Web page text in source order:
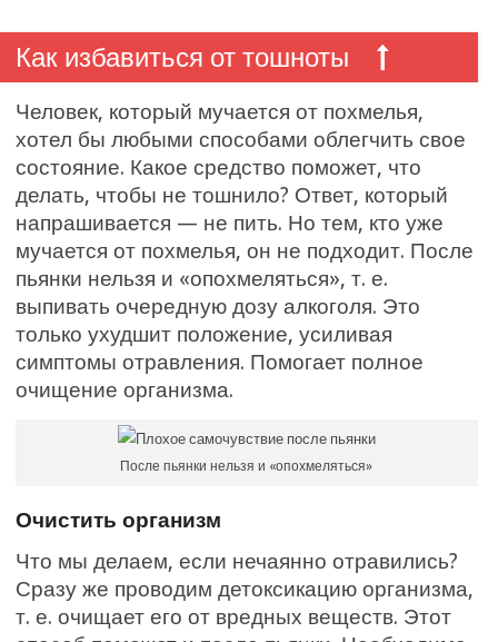
Как избавиться от тошноты
Человек, который мучается от похмелья,
хотел бы любыми способами облегчить свое
состояние. Какое средство поможет, что
делать, чтобы не тошнило? Ответ, который
напрашивается — не пить. Но тем, кто уже
мучается от похмелья, он не подходит. После
пьянки нельзя и «опохмеляться», т. е.
выпивать очередную дозу алкоголя. Это
только ухудшит положение, усиливая
симптомы отравления. Помогает полное
очищение организма.
После пьянки нельзя и «опохмеляться»
Очистить организм
Что мы делаем, если нечаянно отравились?
Сразу же проводим детоксикацию организма,
т. е. очищает его от вредных веществ. Этот